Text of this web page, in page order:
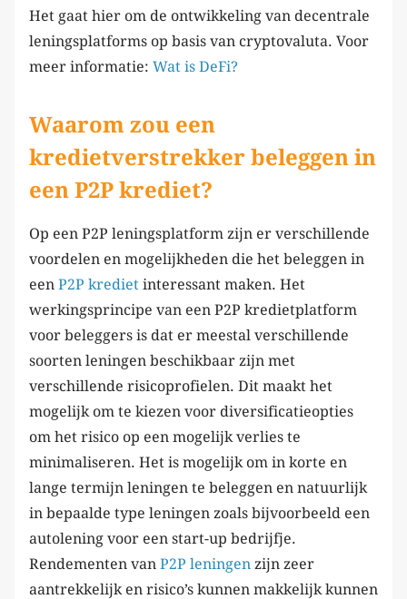
Het gaat hier om de ontwikkeling van decentrale
leningsplatforms op basis van cryptovaluta. Voor
meer informatie: Wat is DeFi?
Waarom zou een
kredietverstrekker beleggen in
een P2P krediet?
Op een P2P leningsplatform zijn er verschillende
voordelen en mogelijkheden die het beleggen in
een P2P krediet interessant maken. Het
werkingsprincipe van een P2P kredietplatform
voor beleggers is dat er meestal verschillende
soorten leningen beschikbaar zijn met
verschillende risicoprofielen. Dit maakt het
mogelijk om te kiezen voor diversificatieopties
om het risico op een mogelijk verlies te
minimaliseren. Het is mogelijk om in korte en
lange termijn leningen te beleggen en natuurlijk
in bepaalde type leningen zoals bijvoorbeeld een
autolening voor een start-up bedrijfje.
Rendementen van P2P leningen zijn zeer
aantrekkelijk en risico’s kunnen makkelijk kunnen